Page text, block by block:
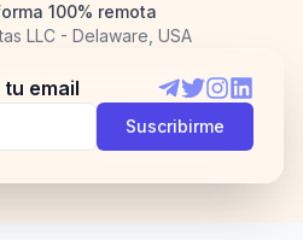
100% remota
LLC - Delaware, USA
email
Telegram
TwitterInstagram
Suscribirme